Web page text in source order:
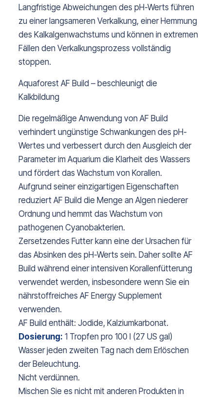
Langfristige Abweichungen des pH-Werts führen
zu einer langsameren Verkalkung, einer Hemmung
des Kalkalgenwachstums und können in extremen
Fällen den Verkalkungsprozess vollständig
stoppen.
Aquaforest AF Build – beschleunigt die
Kalkbildung
Die regelmäßige Anwendung von AF Build
verhindert ungünstige Schwankungen des pH-
Wertes und verbessert durch den Ausgleich der
Parameter im Aquarium die Klarheit des Wassers
und fördert das Wachstum von Korallen.
Aufgrund seiner einzigartigen Eigenschaften
reduziert AF Build die Menge an Algen niederer
Ordnung und hemmt das Wachstum von
pathogenen Cyanobakterien.
Zersetzendes Futter kann eine der Ursachen für
das Absinken des pH-Werts sein. Daher sollte AF
Build während einer intensiven Korallenfütterung
verwendet werden, insbesondere wenn Sie ein
nährstoffreiches AF Energy Supplement
verwenden.
AF Build enthält: Jodide, Kalziumkarbonat.
Dosierung: 1 Tropfen pro 100 l (27 US gal)
Wasser jeden zweiten Tag nach dem Erlöschen
der Beleuchtung.
Nicht verdünnen.
Mischen Sie es nicht mit anderen Produkten in